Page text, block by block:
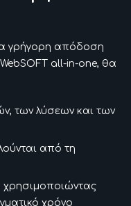
γρήγορη απόδοση
all-in-one, θα
των λύσεων και των
από τη
χρησιμοποιώντας
χρόνο